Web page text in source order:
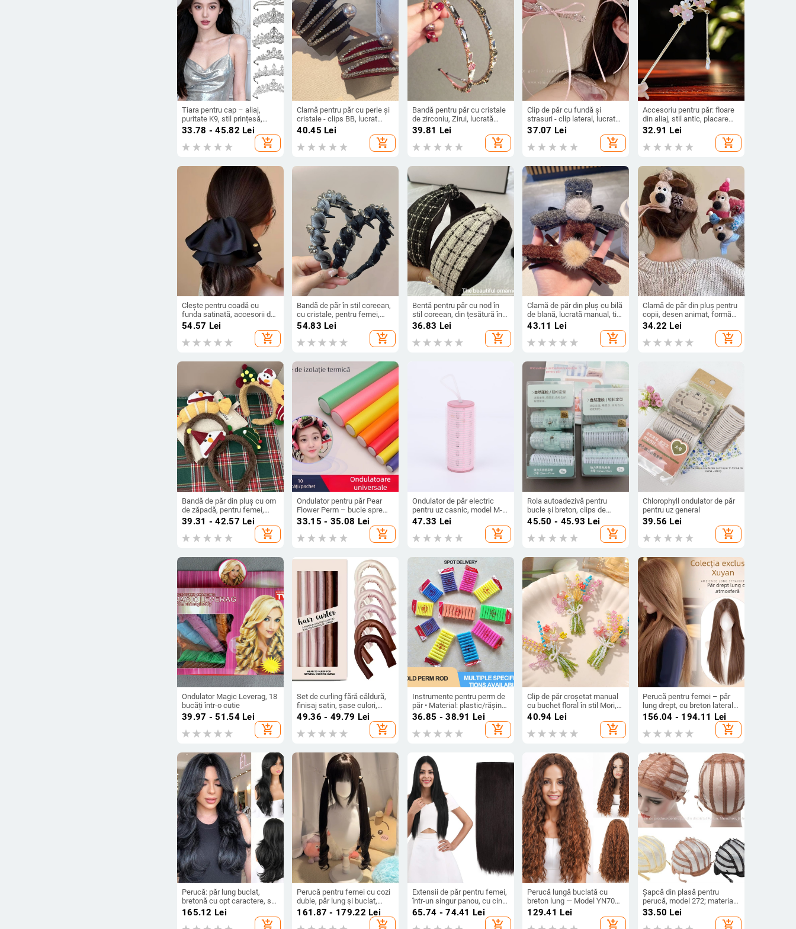
Tiara pentru cap – aliaj,
puritate K9, stil prințesă,
electroplating, cristale,
33.78 - 45.82 Lei
add_shopping_cart
Clamă pentru păr cu perle și
cristale - clips BB, lucrat
manual, materiale mixte, stil
40.45 Lei
add_shopping_cart
Bandă pentru păr cu cristale
de zirconiu, Zirui, lucrată
manual, stil coreean, iarnă
39.81 Lei
add_shopping_cart
Clip de păr cu fundă și
strasuri - clip lateral, lucrat
manual, pentru femei (Lucrat
manual; Clip lateral; Stil mic;
Strasuri)
37.07 Lei
add_shopping_cart
Accesoriu pentru păr: floare
din aliaj, stil antic, placare
electrolitică, Branches
32.91 Lei
add_shopping_cart
Clește pentru coadă cu
funda satinată, accesorii de
păr din material, lucrat
colecție vară 2025
54.57 Lei
add_shopping_cart
Bandă de păr în stil coreean,
cu cristale, pentru femei,
lucrată manual, material
plastică/rășină, primăvara
2025
54.83 Lei
add_shopping_cart
Bentă pentru păr cu nod în
stil coreean, din țesătură în
carouri, realizată manual,
accesorii pentru femei,
colecția toamnă–iarna 2024
36.83 Lei
add_shopping_cart
Clamă de păr din pluș cu bilă
de blană, lucrată manual, tip
prindere gripper, stil retro,
43.11 Lei
add_shopping_cart
Clamă de păr din pluș pentru
copii, desen animat, formă
de fundă, lucrată manual,
clip de păr tip cioc de rață
34.22 Lei
add_shopping_cart
Bandă de păr din pluș cu om
de zăpadă, pentru femei,
accesoriu pentru fotografii,
stil cartoon, lucrată manual,
fără inserții
39.31 - 42.57 Lei
add_shopping_cart
Ondulator pentru păr Pear
Flower Perm – bucle spre
interior, sigur pentru păr,
unealtă de styling rezistentă
la căldură
33.15 - 35.08 Lei
add_shopping_cart
Ondulator de păr electric
pentru uz casnic, model M-
001, corp din plastic/rășină,
5V, 1.5W, potrivit pentru
adolescenți și adulți
47.33 Lei
add_shopping_cart
Rola autoadezivă pentru
bucle și breton, clips de
fixare pentru styling la
45.50 - 45.93 Lei
add_shopping_cart
Chlorophyll ondulator de păr
pentru uz general
39.56 Lei
add_shopping_cart
Ondulator Magic Leverag, 18
bucăți într-o cutie
39.97 - 51.54Lei
add_shopping_cart
Set de curling fără căldură,
finisaj satin, șase culori,
șase piese, pentru femei
49.36 - 49.79 Lei
add_shopping_cart
Instrumente pentru perm de
păr • Material: plastic/rășină
• Brand: Shunfa • Pentru uz
36.85 - 38.91 Lei
add_shopping_cart
Clip de păr croșetat manual
cu buchet floral în stil Mori,
mărgele din sticlă, primăvara
40.94 Lei
add_shopping_cart
Perucă pentru femei – păr
lung drept, cu breton lateral,
stil natural, material: mătase
proteică, marcă Sassy
156.04 - 194.11 Lei
add_shopping_cart
Perucă: păr lung buclat,
bretonă cu opt caractere, stil
cu valuri mari, mai multe
niveluri, fibre rezistente la
165.12 Lei
add_shopping_cart
Perucă pentru femei cu cozi
duble, păr lung și buclat,
fibre rezistente la
temperatură, Qi bangs,
161.87 - 179.22 Lei
add_shopping_cart
Extensii de păr pentru femei,
într-un singur panou, cu cinci
clipsuri, păr lung drept, 60
cm, volum suplimentar, păr
65.74 - 74.41 Lei
add_shopping_cart
Perucă lungă buclată cu
breton lung — Model YN703,
fibre sintetice rezistente la
temperatură, procesare
129.41 Lei
add_shopping_cart
Șapcă din plasă pentru
perucă, model 272; material
păr: alt; proces: capac din
plasă pentru perucă; nu este
33.50 Lei
add_shopping_cart